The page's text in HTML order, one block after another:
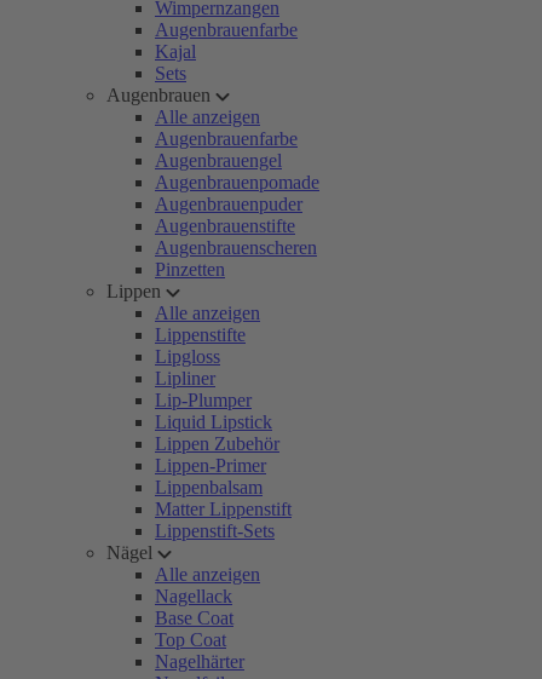
Wimpernzangen
Augenbrauenfarbe
Kajal
Sets
Augenbrauen
Alle anzeigen
Augenbrauenfarbe
Augenbrauengel
Augenbrauenpomade
Augenbrauenpuder
Augenbrauenstifte
Augenbrauenscheren
Pinzetten
Lippen
Alle anzeigen
Lippenstifte
Lipgloss
Lipliner
Lip-Plumper
Liquid Lipstick
Lippen Zubehör
Lippen-Primer
Lippenbalsam
Matter Lippenstift
Lippenstift-Sets
Nägel
Alle anzeigen
Nagellack
Base Coat
Top Coat
Nagelhärter